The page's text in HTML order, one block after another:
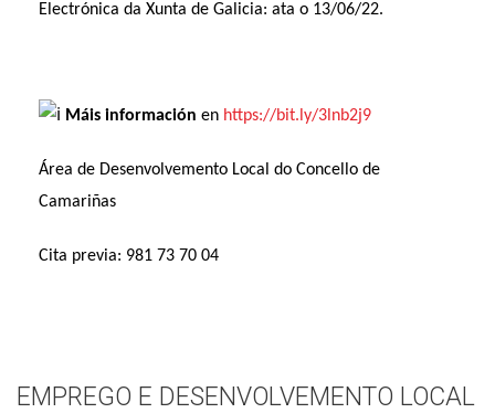
Electrónica da Xunta de Galicia: ata o 13/06/22.
Máis información en https://bit.ly/3lnb2j9
Área de Desenvolvemento Local do Concello de
Camariñas
Cita previa: 981 73 70 04
EMPREGO E DESENVOLVEMENTO LOCAL